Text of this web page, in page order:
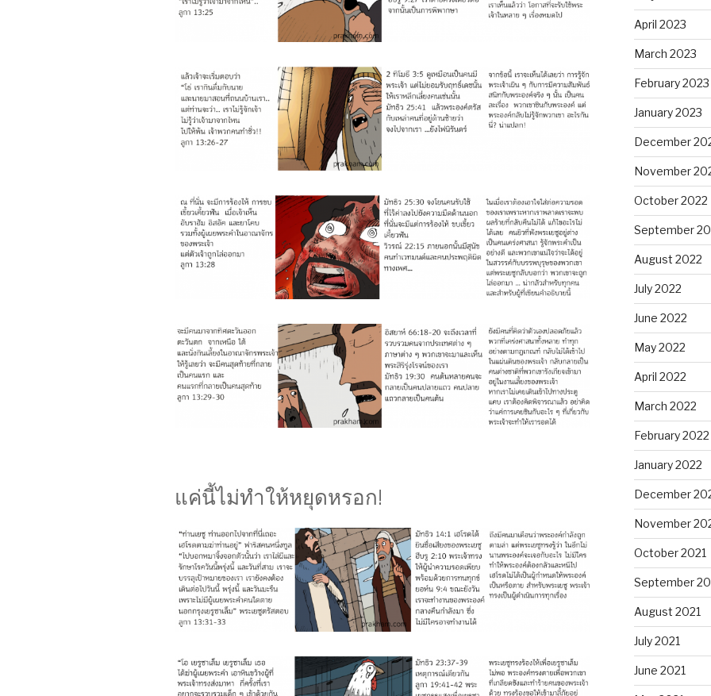
แค่นี้ไม่ทำให้หยุดหรอก!
April 2023
March 2023
February 2023
January 2023
December
November
October 2022
September
August 2022
July 2022
June 2022
May 2022
April 2022
March 2022
February 2022
January 2022
December
November
October 2021
September
August 2021
July 2021
June 2021